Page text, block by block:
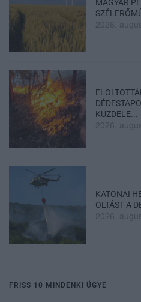
MAGYAR
2026.
KÜZDELE...
2026.
KATONAI
OLTÁST A
2026.
FRISS 10 MINDENKI ÜGYE